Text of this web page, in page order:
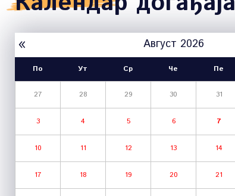
« Август 2026
По Ут Ср Че Пе
27 28 29 30 31
3 4 5 6 7
10 11 12 13 14
17 18 19 20 21